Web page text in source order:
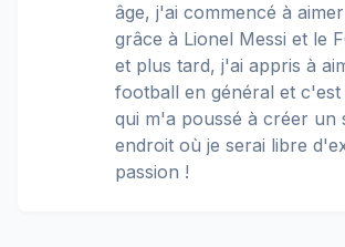
âge, j'ai commencé à
grâce à Lionel Messi et le
et plus tard, j'ai appris à
football en général et
qui m'a poussé à créer un
endroit où je serai libre
passion !